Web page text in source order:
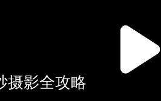
摄影全攻略